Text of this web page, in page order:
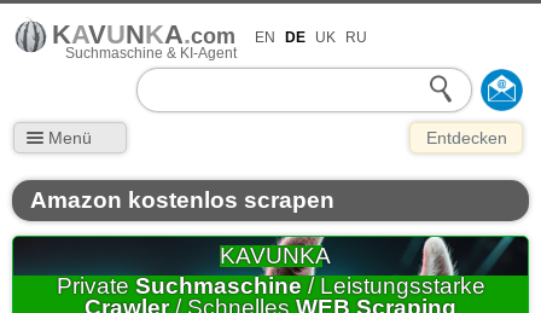
KAVUNKA.com
Suchmaschine & KI-Agent
EN DE UK RU
Menü Entdecken
Amazon kostenlos scrapen
KAVUNKA
Private Suchmaschine/ Leistungsstarke